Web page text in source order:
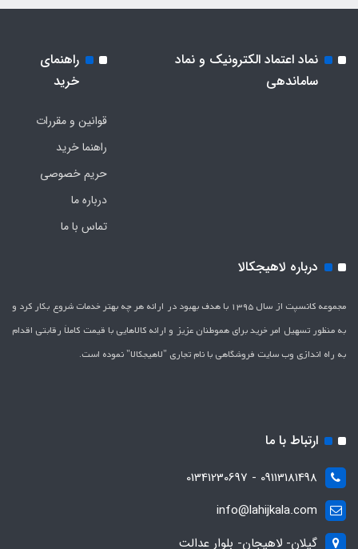
نماد اعتماد الکترونیک و نماد
ساماندهی
راهنمای
خرید
قوانین و مقررات
راهنما خرید
حریم خصوصی
درباره ما
تماس با ما
درباره لاهیجکالا
مجموعه کانسپت از سال 1395 با هدف بهبود در ارائه هر چه بهتر خدمات شروع بکار کرد و
به منظور تسهیل امر خرید برای هموطنان عزیز و ارائه کالاهایی با قیمت کاملاَ رقابتی اقدام
به راه اندازی وب سایت فروشگاهی با نام تجاری "لاهیج­کالا" نموده است.
ارتباط با ما
09113181498 - 01341230697
info@lahijkala.com
گیلان- لاهیجان- بلوار عدالت